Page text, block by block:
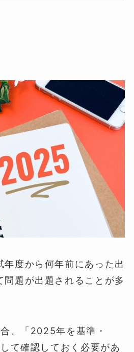
年度から何年前にあった出
問題が出題されることが多
、「2025年を基準・
て確認しておく必要があ